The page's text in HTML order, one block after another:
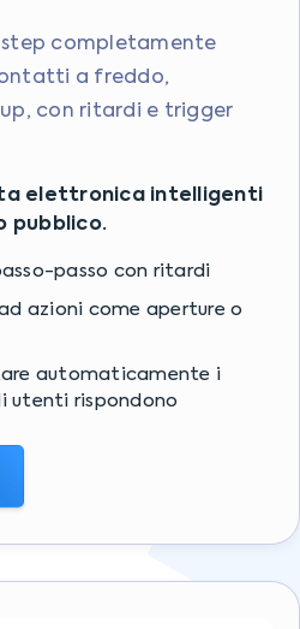
completamente
a freddo,
con ritardi e trigger
elettronica intelligenti
pubblico.
passo con ritardi
azioni come aperture o
automaticamente i
utenti rispondono